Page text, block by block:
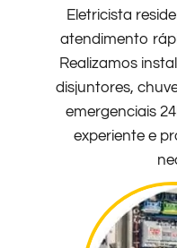
Eletricista
atendimento
Realizamos
disjuntores,
emergenciais
experiente e